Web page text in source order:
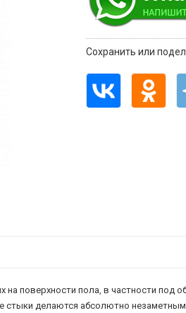
Сохранить или
поверхности пола, в частности
стыки делаются абсолютно